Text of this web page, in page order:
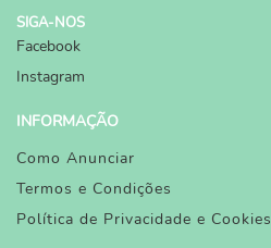
SIGA-NOS
Facebook
Instagram
INFORMAÇÃO
Como Anunciar
Termos e Condições
Política de Privacidade e Cookies